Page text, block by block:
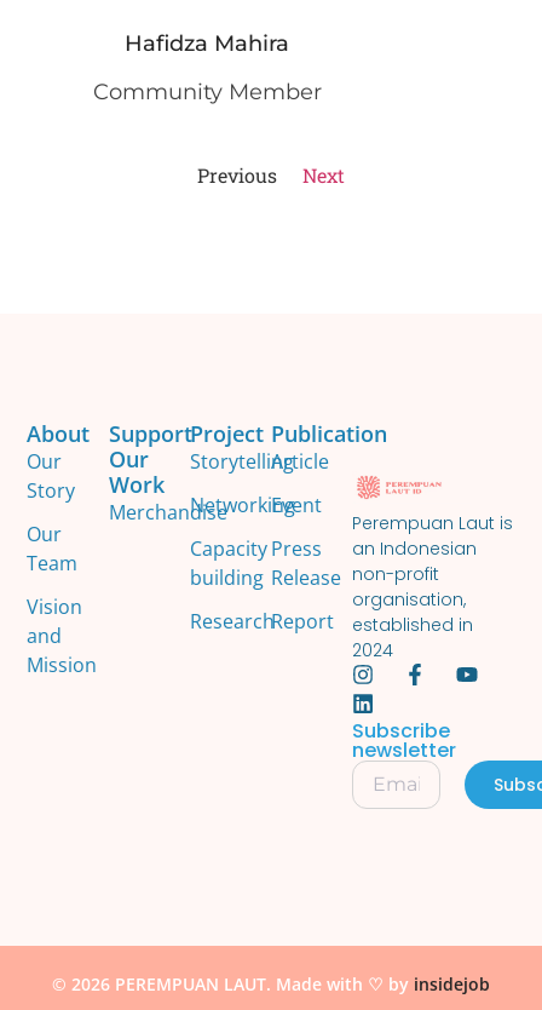
Hafidza Mahira
Community Member
Previous Next
Perempuan Laut is
an Indonesian
non-profit
organisation,
established in
2024
Subscribe
newsletter
About
Our
Story
Our
Team
Vision
and
Mission
Project
Storytelling
Networking
Capacity
building
Research
Publication
Article
Event
Press
Release
Report
Support
Our
Work
Merchandise
© 2026 PEREMPUAN LAUT. Made with ♡ by insidejob